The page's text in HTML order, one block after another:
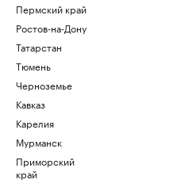
Пермский край
Ростов-на-Дону
Татарстан
Тюмень
Черноземье
Кавказ
Карелия
Мурманск
Приморский
край